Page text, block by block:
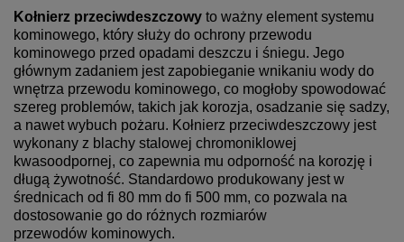
Kołnierz przeciwdeszczowy to ważny element systemu
kominowego, który służy do ochrony przewodu
kominowego przed opadami deszczu i śniegu. Jego
głównym zadaniem jest zapobieganie wnikaniu wody do
wnętrza przewodu kominowego, co mogłoby spowodować
szereg problemów, takich jak korozja, osadzanie się sadzy,
a nawet wybuch pożaru. Kołnierz przeciwdeszczowy jest
wykonany z blachy stalowej chromoniklowej
kwasoodpornej, co zapewnia mu odporność na korozję i
długą żywotność. Standardowo produkowany jest w
średnicach od fi 80 mm do fi 500 mm, co pozwala na
dostosowanie go do różnych rozmiarów
przewodów kominowych.